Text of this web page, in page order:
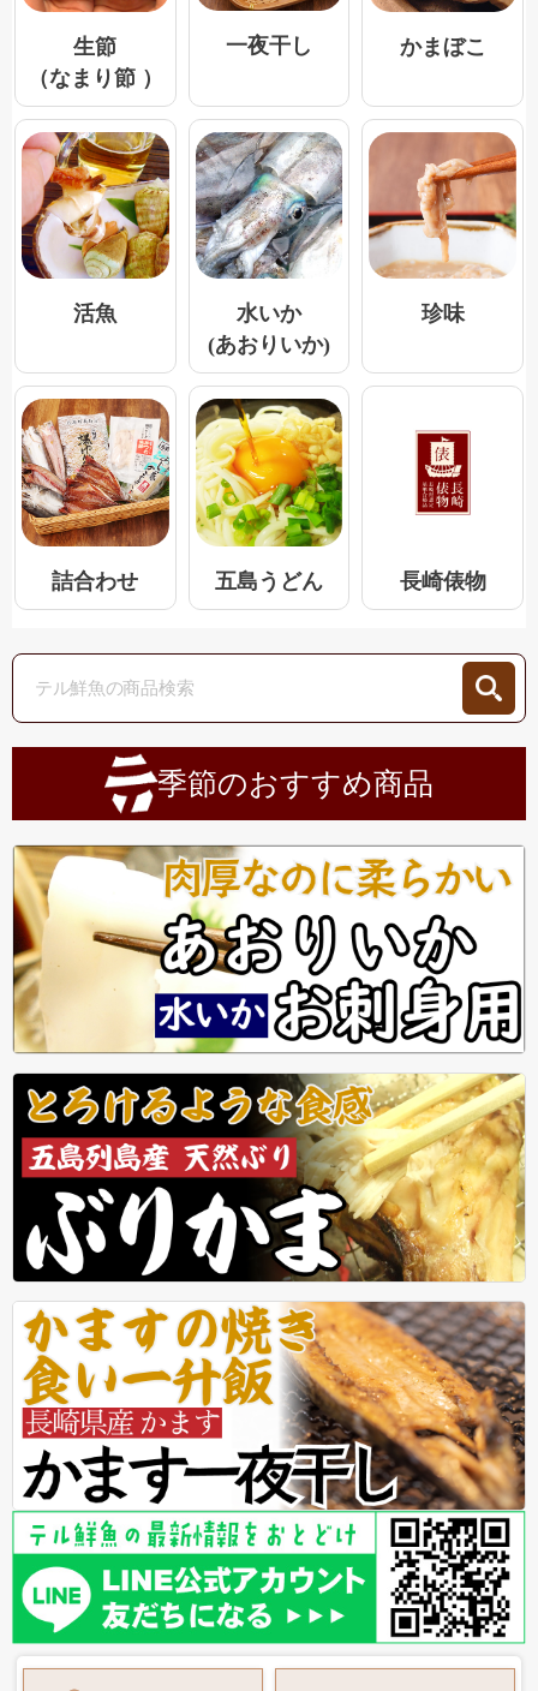
生節
（なまり節 ）
一夜干し かまぼこ
活魚
水いか
(あおりいか)
珍味
詰合わせ 五島うどん 長崎俵物
季節のおすすめ商品